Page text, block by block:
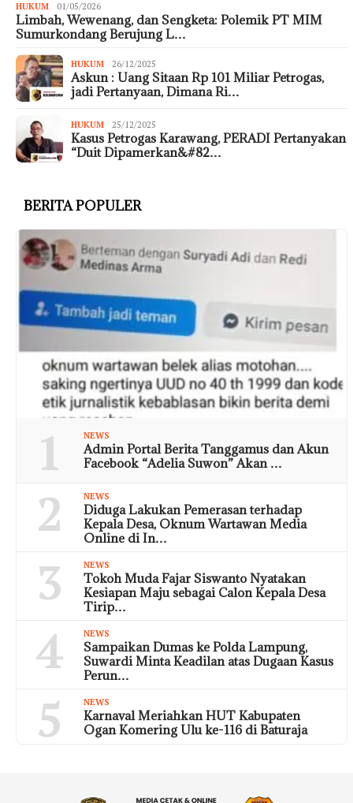
HUKUM 01/05/2026
Limbah, Wewenang, dan Sengketa: Polemik PT MIM
Sumurkondang Berujung L…
HUKUM 26/12/2025
Askun : Uang Sitaan Rp 101 Miliar Petrogas,
jadi Pertanyaan, Dimana Ri…
HUKUM 25/12/2025
Kasus Petrogas Karawang, PERADI Pertanyakan
“Duit Dipamerkan&#82…
BERITA POPULER
1 NEWS
Admin Portal Berita Tanggamus dan Akun
Facebook “Adelia Suwon” Akan …
2 NEWS
Diduga Lakukan Pemerasan terhadap
Kepala Desa, Oknum Wartawan Media
Online di In…
3 NEWS
Tokoh Muda Fajar Siswanto Nyatakan
Kesiapan Maju sebagai Calon Kepala Desa
Tirip…
4 NEWS
Sampaikan Dumas ke Polda Lampung,
Suwardi Minta Keadilan atas Dugaan Kasus
Perun…
5 NEWS
Karnaval Meriahkan HUT Kabupaten
Ogan Komering Ulu ke-116 di Baturaja